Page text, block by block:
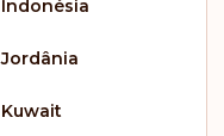
Indonésia
Jordânia
Kuwait